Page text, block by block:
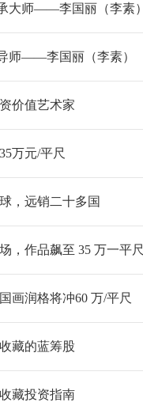
大师——李国丽（李素）
师——李国丽（李素）
价值艺术家
万元/平尺
，远销二十多国
，作品飙至 35 万一平尺
画润格将冲60 万/平尺
藏的蓝筹股
藏投资指南